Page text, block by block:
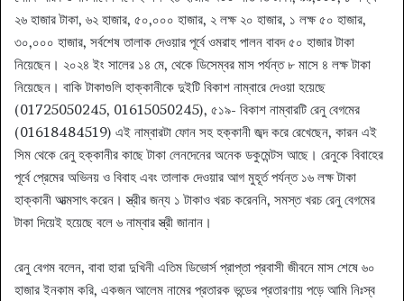
২৬ হাজার টাকা, ৬২ হাজার, ৫০,০০০ হাজার, ২ লক্ষ ২০ হাজার, ১ লক্ষ ৫০ হাজার,
৩০,০০০ হাজার, সর্বশেষ তালাক দেওয়ার পূর্বে ওমরাহ পালন বাবদ ৫০ হাজার টাকা
নিয়েছেন। ২০২৪ ইং সালের ১৪ মে, থেকে ডিসেম্বর মাস পর্যন্ত ৮ মাসে ৪ লক্ষ টাকা
নিয়েছেন। বাকি টাকাগুলি হাক্কানীকে দুইটি বিকাশ নাম্বারে দেওয়া হয়েছে
(01725050245, 01615050245), ৫১৯- বিকাশ নাম্বারটি রেনু বেগমের
(01618484519) এই নাম্বারটা ফোন সহ হক্কানী জব্দ করে রেখেছেন, কারন এই
সিম থেকে রেনু হক্কানীর কাছে টাকা লেনদেনের অনেক ডকুমেন্টস আছে। রেনুকে বিবাহের
পূর্বে প্রেমের অভিনয় ও বিবাহ এবং তালাক দেওয়ার আগ মুহূর্ত পর্যন্ত ১৬ লক্ষ টাকা
হাক্কানী আত্মসাৎ করেন। স্ত্রীর জন্য ১ টাকাও খরচ করেননি, সমস্ত খরচ রেনু বেগমের
টাকা দিয়েই হয়েছে বলে ৬ নাম্বার স্ত্রী জানান।
রেনু বেগম বলেন, বাবা হারা দুখিনী এতিম ডিভোর্স প্রাপ্তা প্রবাসী জীবনে মাস শেষে ৬০
হাজার ইনকাম করি, একজন আলেম নামের প্রতারক ভন্ডের প্রতারণায় পড়ে আমি নিঃস্ব